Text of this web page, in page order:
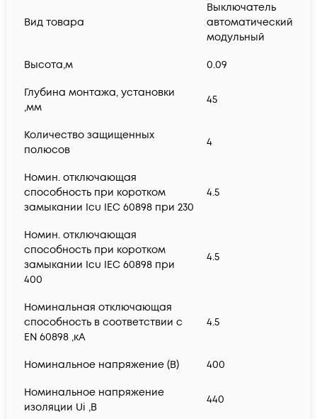
Вид товара
Выключатель
автоматический
модульный
Высота,м 0.09
Глубина монтажа, установки
,мм
45
Количество защищенных
полюсов
4
Номин. отключающая
способность при коротком
замыкании Icu IEC 60898 при 230
4.5
Номин. отключающая
способность при коротком
замыкании Icu IEC 60898 при
400
4.5
Номинальная отключающая
способность в соответствии с
EN 60898 ,кА
4.5
Номинальное напряжение (В) 400
Номинальное напряжение
изоляции Ui ,В
440